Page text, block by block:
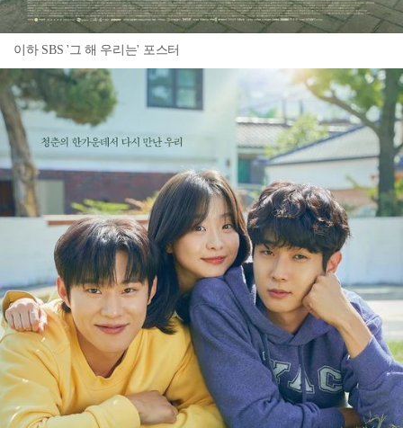
이하 SBS '그 해 우리는' 포스터